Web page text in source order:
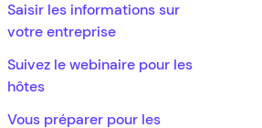
Saisir les informations sur
votre entreprise
Suivez le webinaire pour les
hôtes
Vous préparer pour les